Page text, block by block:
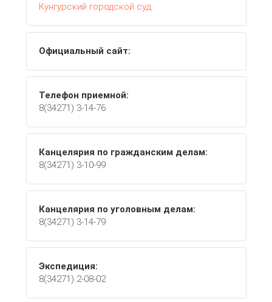
Кунгурский городской суд
Официальный сайт:
Телефон приемной:
8(34271) 3-14-76
Канцелярия по гражданским делам:
8(34271) 3-10-99
Канцелярия по уголовным делам:
8(34271) 3-14-79
Экспедиция:
8(34271) 2-08-02